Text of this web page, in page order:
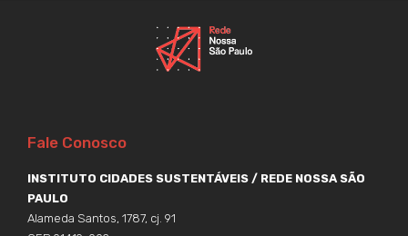
Fale Conosco
INSTITUTO CIDADES SUSTENTÁVEIS / REDE NOSSA SÃO
PAULO
Alameda Santos, 1787, cj. 91